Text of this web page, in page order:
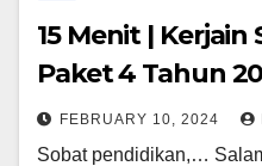
15 Menit | Kerjain
Paket 4 Tahun
FEBRUARY 10, 2024
Sobat pendidikan,…